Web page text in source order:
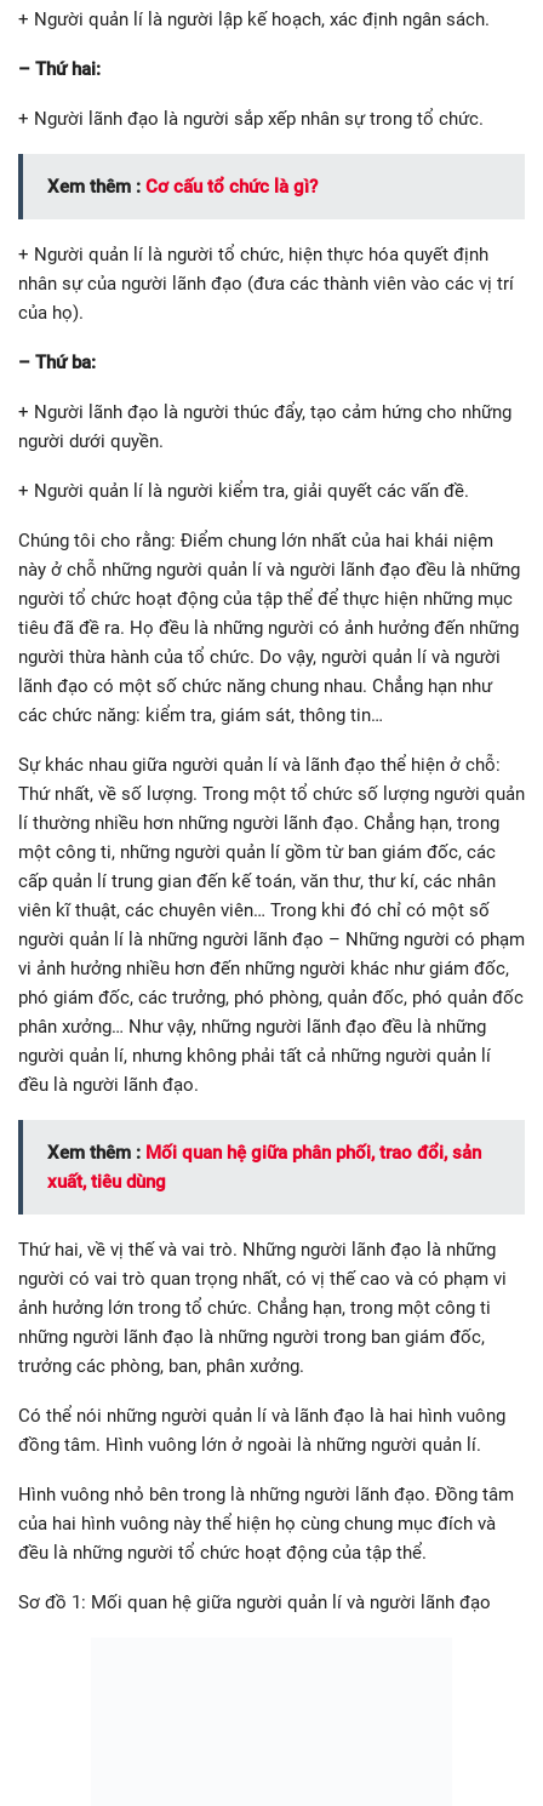
+ Người quản lí là người lập kế hoạch, xác định ngân sách.
– Thứ hai:
+ Người lãnh đạo là người sắp xếp nhân sự trong tổ chức.
Xem thêm : Cơ cấu tổ chức là gì?
+ Người quản lí là người tổ chức, hiện thực hóa quyết định
nhân sự của người lãnh đạo (đưa các thành viên vào các vị trí
của họ).
– Thứ ba:
+ Người lãnh đạo là người thúc đẩy, tạo cảm hứng cho những
người dưới quyền.
+ Người quản lí là người kiểm tra, giải quyết các vấn đề.
Chúng tôi cho rằng: Điểm chung lớn nhất của hai khái niệm
này ở chỗ những người quản lí và người lãnh đạo đều là những
người tổ chức hoạt động của tập thể để thực hiện những mục
tiêu đã đề ra. Họ đều là những người có ảnh hưởng đến những
người thừa hành của tổ chức. Do vậy, người quản lí và người
lãnh đạo có một số chức năng chung nhau. Chẳng hạn như
các chức năng: kiểm tra, giám sát, thông tin…
Sự khác nhau giữa người quản lí và lãnh đạo thể hiện ở chỗ:
Thứ nhất, về số lượng. Trong một tổ chức số lượng người quản
lí thường nhiều hơn những người lãnh đạo. Chẳng hạn, trong
một công ti, những người quản lí gồm từ ban giám đốc, các
cấp quản lí trung gian đến kế toán, văn thư, thư kí, các nhân
viên kĩ thuật, các chuyên viên… Trong khi đó chỉ có một số
người quản lí là những người lãnh đạo – Những người có phạm
vi ảnh hưởng nhiều hơn đến những người khác như giám đốc,
phó giám đốc, các trưởng, phó phòng, quản đốc, phó quản đốc
phân xưởng… Như vậy, những người lãnh đạo đều là những
người quản lí, nhưng không phải tất cả những người quản lí
đều là người lãnh đạo.
Xem thêm : Mối quan hệ giữa phân phối, trao đổi, sản
xuất, tiêu dùng
Thứ hai, về vị thế và vai trò. Những người lãnh đạo là những
người có vai trò quan trọng nhất, có vị thế cao và có phạm vi
ảnh hưởng lớn trong tổ chức. Chẳng hạn, trong một công ti
những người lãnh đạo là những người trong ban giám đốc,
trưởng các phòng, ban, phân xưởng.
Có thể nói những người quản lí và lãnh đạo là hai hình vuông
đồng tâm. Hình vuông lớn ở ngoài là những người quản lí.
Hình vuông nhỏ bên trong là những người lãnh đạo. Đồng tâm
của hai hình vuông này thể hiện họ cùng chung mục đích và
đều là những người tổ chức hoạt động của tập thể.
Sơ đồ 1: Mối quan hệ giữa người quản lí và người lãnh đạo